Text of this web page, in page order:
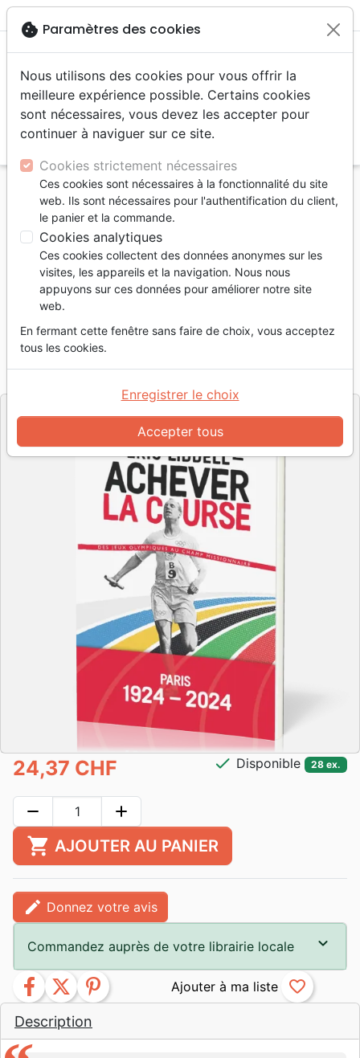
menu
Accueil Livres
Témoignages, biographies
Eric Liddell : Achever la course - Des jeux
olympiques au champ missionnaire
Eric Liddell : Achever la course
Des jeux olympiques au champ
missionnaire
Auteur :John W. Keddie
Description
24,37 CHF check Disponible 28 ex.
remove add
shopping_cart AJOUTER AU PANIER
edit Donnez votre avis
Commandez auprès de votre librairie locale
facebook twitter pinterest favorite_border
cookie Paramètres des cookies
Nous utilisons des cookies pour vous offrir la
meilleure expérience possible. Certains cookies
sont nécessaires, vous devez les accepter pour
continuer à naviguer sur ce site.
Cookies strictement nécessaires
Ces cookies sont nécessaires à la fonctionnalité du site
web. Ils sont nécessaires pour l'authentification du client,
le panier et la commande.
Cookies analytiques
Ces cookies collectent des données anonymes sur les
visites, les appareils et la navigation. Nous nous
appuyons sur ces données pour améliorer notre site
web.
En fermant cette fenêtre sans faire de choix, vous acceptez
tous les cookies.
Accepter tous
Enregistrer le choix